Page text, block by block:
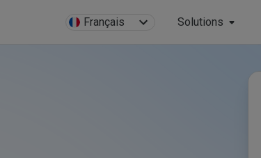
Français Solutions